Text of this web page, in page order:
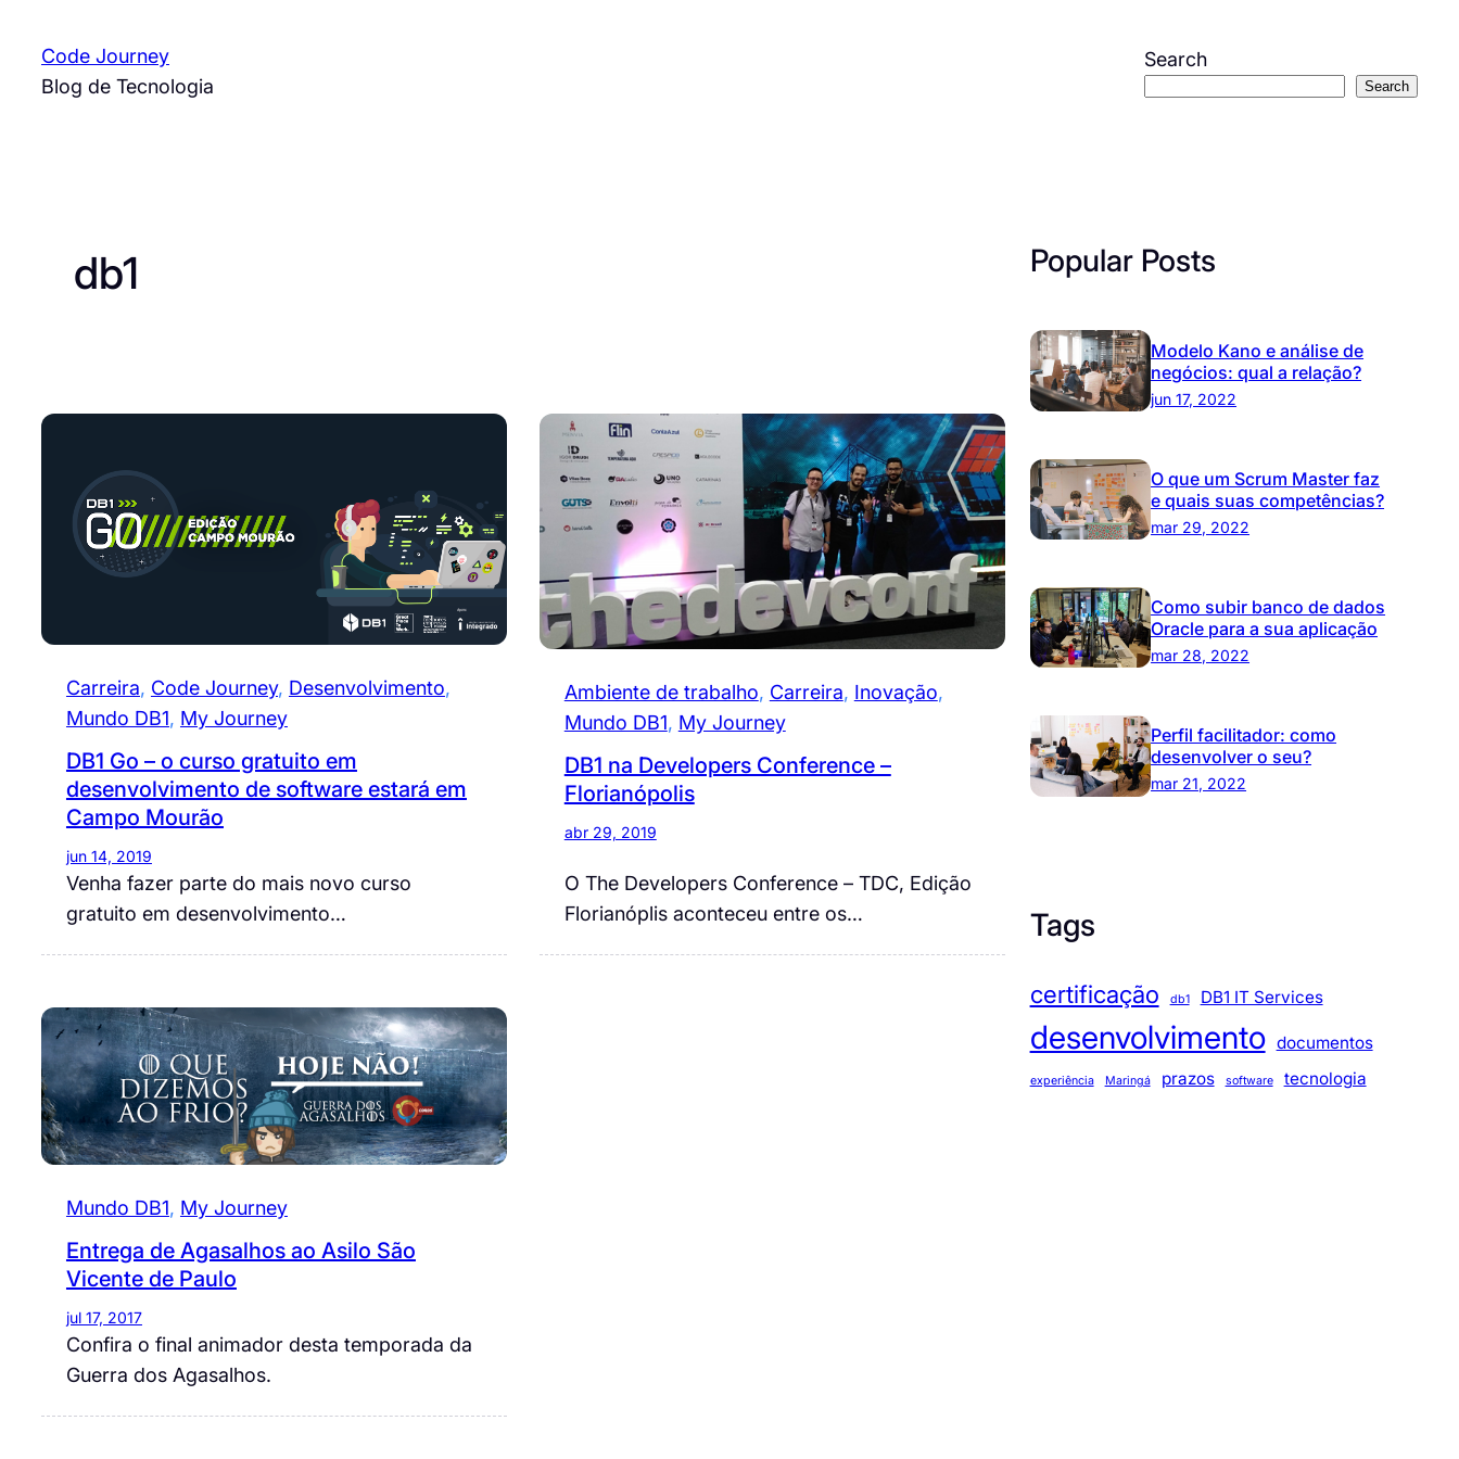
paraCode Journey
Blog de Tecnologia
Search
Search
db1
Carreira, Code Journey, Desenvolvimento
Mundo DB1, My Journey
DB1 Go – o curso gratuito em
desenvolvimento de software estará em
Campo Mourão
jun 14, 2019
Venha fazer parte do mais novo curso
gratuito em desenvolvimento…
Ambiente de trabalho, Carreira, Inovação
Mundo DB1, My Journey
DB1 na Developers Conference –
Florianópolis
abr 29, 2019
O The Developers Conference – TDC, Edição
Florianóplis aconteceu entre os…
Mundo DB1, My Journey
Entrega de Agasalhos ao Asilo São
Vicente de Paulo
jul 17, 2017
Confira o final animador desta temporada da
Guerra dos Agasalhos.
Popular Posts
Modelo Kano e análise de
negócios: qual a relação?
jun 17, 2022
O que um Scrum Master faz
e quais suas competências?
mar 29, 2022
Como subir banco de dados
Oracle para a sua aplicação
mar 28, 2022
Perfil facilitador: como
desenvolver o seu?
mar 21, 2022
Tags
certificação db1 DB1 IT Services
desenvolvimento documentos
experiência Maringá prazos software tecnologia